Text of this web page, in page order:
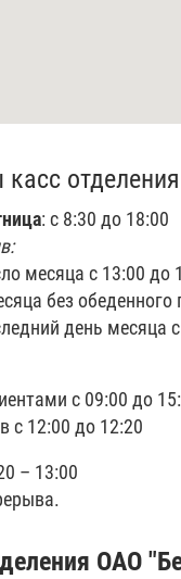
: с 8:30 до 18:00
месяца с 13:00 до
без обеденного
день месяца
с 09:00 до
с 12:00 до 12:20
– 13:00
ОАО